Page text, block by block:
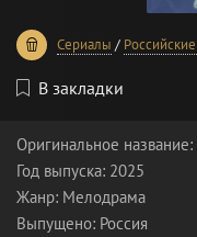
Сериалы / 40
В закладки
Оригинальное название:
Год выпуска: 2025
Жанр: Мелодрама
Выпущено: Россия